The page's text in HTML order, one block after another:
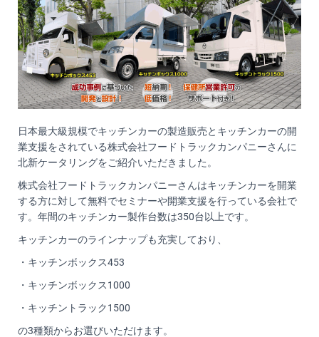
日本最大級規模でキッチンカーの製造販売とキッチンカーの開
業支援をされている株式会社フードトラックカンパニーさんに
北新ケータリングをご紹介いただきました。
株式会社フードトラックカンパニーさんはキッチンカーを開業
する方に対して無料でセミナーや開業支援を行っている会社で
す。年間のキッチンカー製作台数は350台以上です。
キッチンカーのラインナップも充実しており、
・キッチンボックス453
・キッチンボックス1000
・キッチントラック1500
の3種類からお選びいただけます。